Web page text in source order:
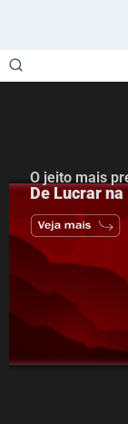
O jeito mais
De Lucrar